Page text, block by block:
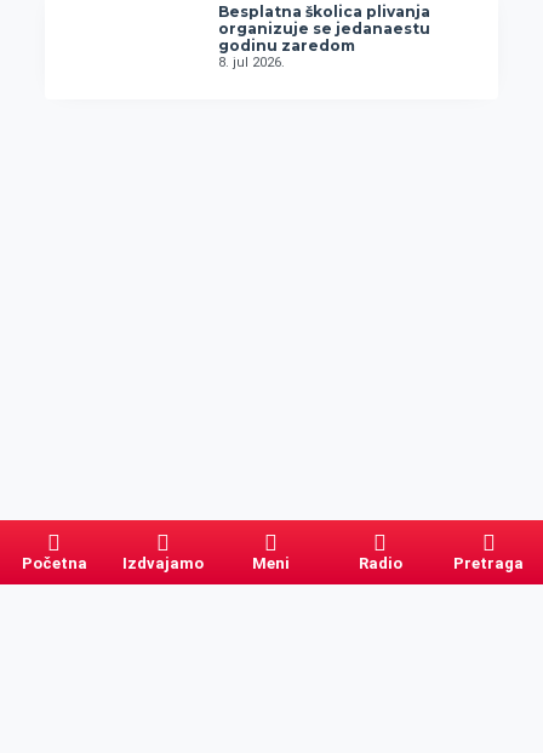
Besplatna školica plivanja
organizuje se jedanaestu
godinu zaredom
8. jul 2026.
Početna Izdvajamo Meni Radio Pretraga